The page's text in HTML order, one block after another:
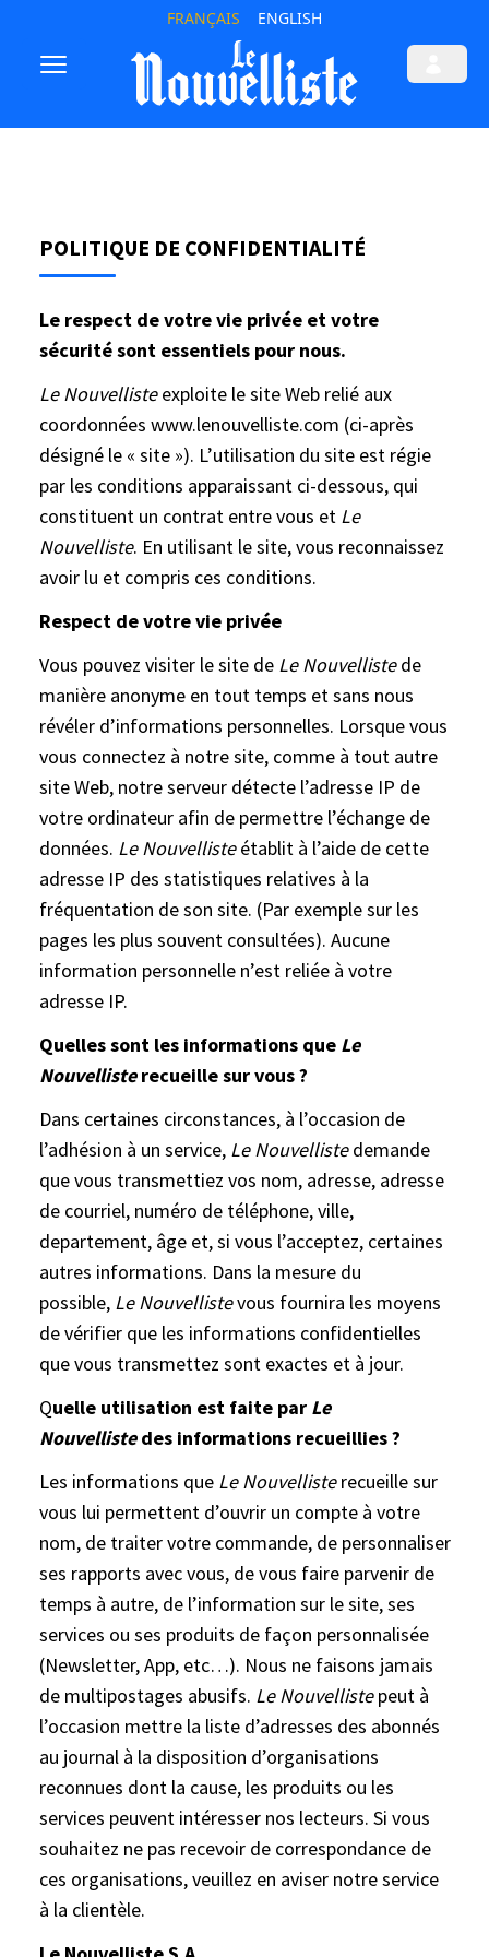
FRANÇAIS ENGLISH
POLITIQUE DE CONFIDENTIALITÉ
Le respect de votre vie privée et votre
sécurité sont essentiels pour nous.
Le Nouvellisteexploite le site Web relié aux
coordonnées www.lenouvelliste.com (ci-après
désigné le « site »). L’utilisation du site est régie
par les conditions apparaissant ci-dessous, qui
constituent un contrat entre vous et Le
Nouvelliste. En utilisant le site, vous reconnaissez
avoir lu et compris ces conditions.
Respect de votre vie privée
Vous pouvez visiter le site de Le Nouvellistede
manière anonyme en tout temps et sans nous
révéler d’informations personnelles. Lorsque vous
vous connectez à notre site, comme à tout autre
site Web, notre serveur détecte l’adresse IP de
votre ordinateur afin de permettre l’échange de
données. Le Nouvellisteétablit à l’aide de cette
adresse IP des statistiques relatives à la
fréquentation de son site. (Par exemple sur les
pages les plus souvent consultées). Aucune
information personnelle n’est reliée à votre
adresse IP.
Quelles sont les informations que Le
Nouvellisterecueille sur vous ?
Dans certaines circonstances, à l’occasion de
l’adhésion à un service, Le Nouvellistedemande
que vous transmettiez vos nom, adresse, adresse
de courriel, numéro de téléphone, ville,
departement, âge et, si vous l’acceptez, certaines
autres informations. Dans la mesure du
possible, Le Nouvellistevous fournira les moyens
de vérifier que les informations confidentielles
que vous transmettez sont exactes et à jour.
Quelle utilisation est faite par Le
Nouvellistedes informations recueillies ?
Les informations que Le Nouvellisterecueille sur
vous lui permettent d’ouvrir un compte à votre
nom, de traiter votre commande, de personnaliser
ses rapports avec vous, de vous faire parvenir de
temps à autre, de l’information sur le site, ses
services ou ses produits de façon personnalisée
(Newsletter, App, etc…). Nous ne faisons jamais
de multipostages abusifs. Le Nouvellistepeut à
l’occasion mettre la liste d’adresses des abonnés
au journal à la disposition d’organisations
reconnues dont la cause, les produits ou les
services peuvent intéresser nos lecteurs. Si vous
souhaitez ne pas recevoir de correspondance de
ces organisations, veuillez en aviser notre service
à la clientèle.